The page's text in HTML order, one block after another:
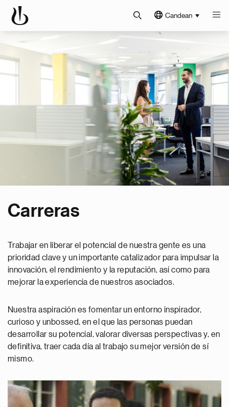
Candean
Carreras
Trabajar en liberar el potencial de nuestra gente es una
prioridad clave y un importante catalizador para impulsar la
innovación, el rendimiento y la reputación, así como para
mejorar la experiencia de nuestros asociados.
Nuestra aspiración es fomentar un entorno inspirador,
curioso y unbossed, en el que las personas puedan
desarrollar su potencial, valorar diversas perspectivas y, en
definitiva, traer cada día al trabajo su mejor versión de sí
mismo.